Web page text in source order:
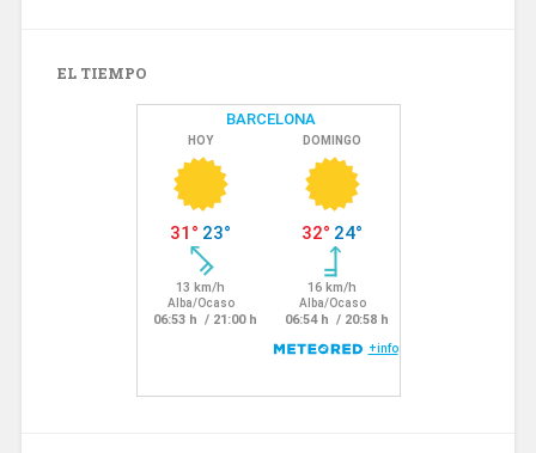
EL TIEMPO